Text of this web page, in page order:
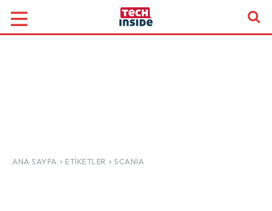
ANA SAYFA ETIKETLER SCANIA